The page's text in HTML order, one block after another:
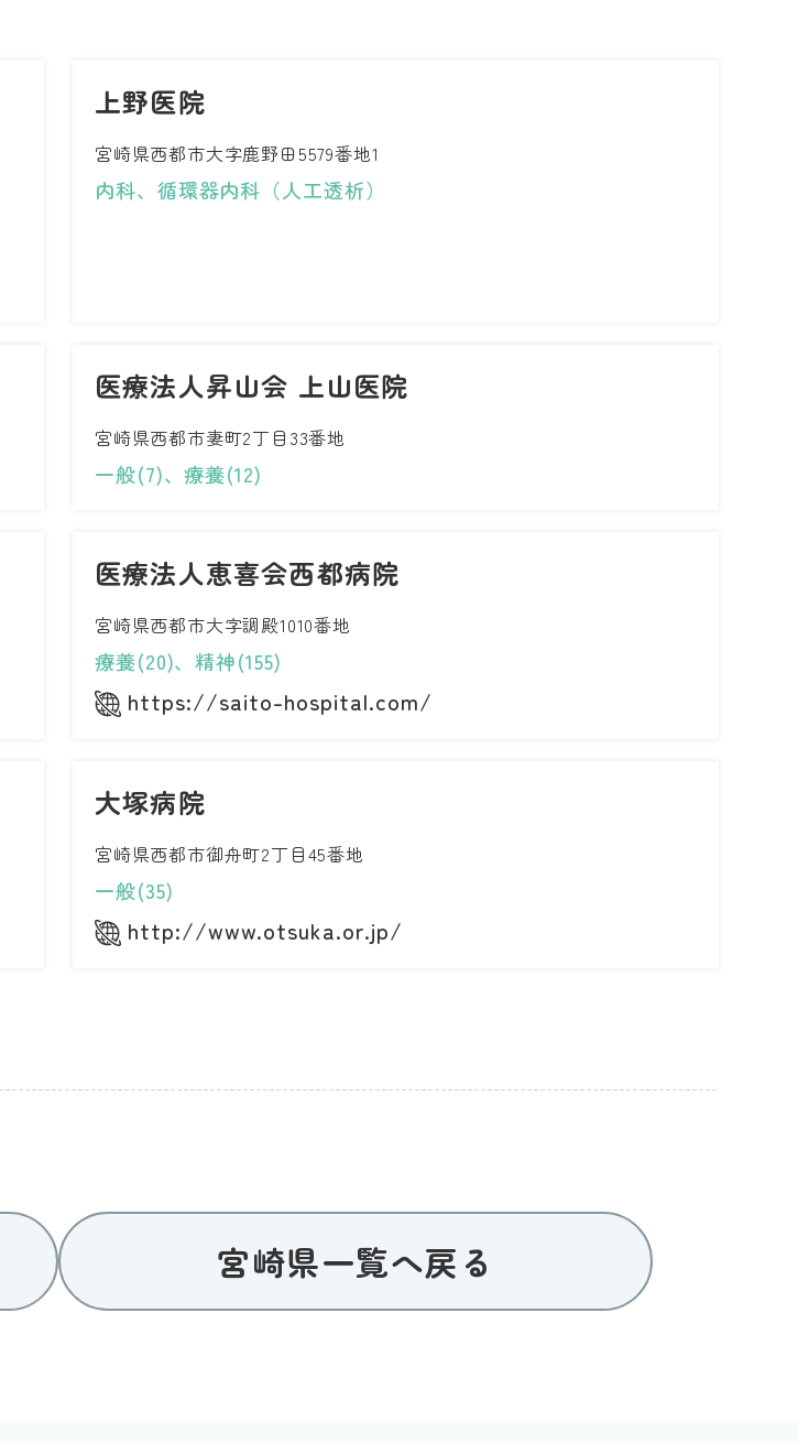
上野医院
宮崎県西都市大字鹿野田5579番地1
内科、循環器内科（人工透析）
医療法人昇山会 上山医院
宮崎県西都市妻町2丁目33番地
一般(7)、療養(12)
医療法人恵喜会西都病院
宮崎県西都市大字調殿1010番地
療養(20)、精神(155)
https://saito-hospital.com/
大塚病院
宮崎県西都市御舟町2丁目45番地
一般(35)
http://www.otsuka.or.jp/
宮崎県一覧へ戻る